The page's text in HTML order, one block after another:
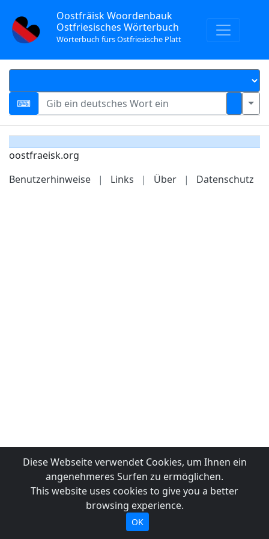
Oostfräisk Woordenbauk
Ostfriesisches Wörterbuch
Wörterbuch fürs Ostfriesische Platt
oostfraeisk.org
Benutzerhinweise
| Links | Über | Datenschutz
Diese Webseite verwendet Cookies, um Ihnen ein
angenehmeres Surfen zu ermöglichen.
This website uses cookies to give you a better
browsing experience.
OK